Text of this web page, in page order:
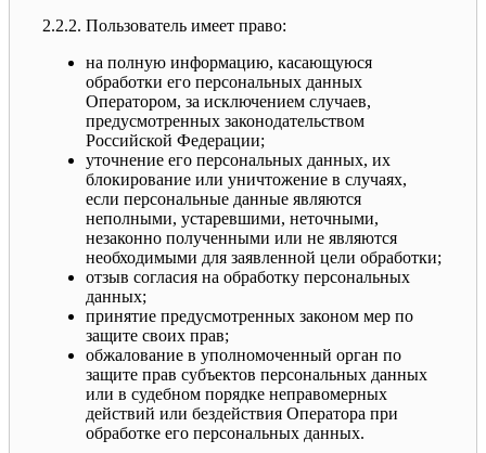
2.2.2. Пользователь имеет право:
на полную информацию, касающуюся
обработки его персональных данных
Оператором, за исключением случаев,
предусмотренных законодательством
Российской Федерации;
уточнение его персональных данных, их
блокирование или уничтожение в случаях,
если персональные данные являются
неполными, устаревшими, неточными,
незаконно полученными или не являются
необходимыми для заявленной цели обработки;
отзыв согласия на обработку персональных
данных;
принятие предусмотренных законом мер по
защите своих прав;
обжалование в уполномоченный орган по
защите прав субъектов персональных данных
или в судебном порядке неправомерных
действий или бездействия Оператора при
обработке его персональных данных.